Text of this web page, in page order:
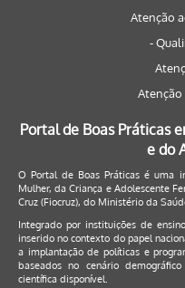
Atenção
-
Portal de Boas Práticas
e do
O Portal de Boas Práticas é uma
Mulher, da Criança e Adolescente
Cruz (Fiocruz), do Ministério da
Integrado por instituições de
inserido no contexto do papel
a implantação de políticas e
baseados no cenário
científica disponível.